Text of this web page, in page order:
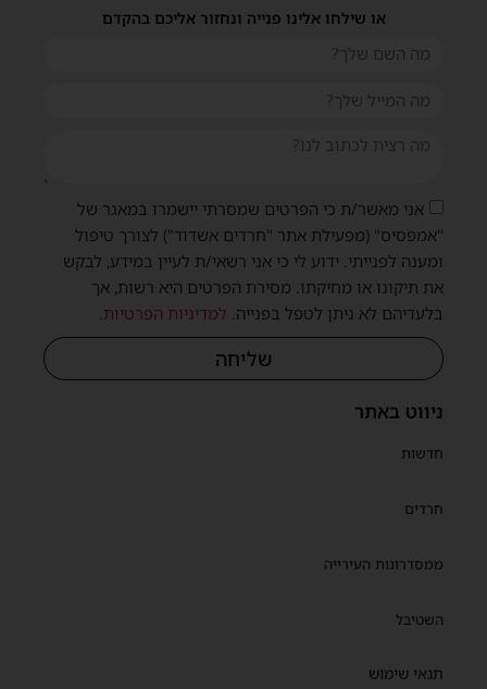
ניווט באתר
חדשות
חרדים
ממסדרונות העירייה
השטיבל
תנאי שימוש
או שילחו אלינו פנייה ונחזור אליכם בהקדם
אני מאשר/ת כי הפרטים שמסרתי יישמרו במאגר של
"אמפסיס" (מפעילת אתר "חרדים אשדוד") לצורך טיפול
ומענה לפנייתי. ידוע לי כי אני רשאי/ת לעיין במידע, לבקש
את תיקונו או מחיקתו. מסירת הפרטים היא רשות, אך
בלעדיהם לא ניתן לטפל בפנייה. למדיניות הפרטיות.
שליחה